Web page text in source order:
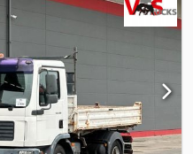
παράθυρα, ηλεκτρικοί
Aqwsck - Δυνατότητα
Παράδοση κατόπιν